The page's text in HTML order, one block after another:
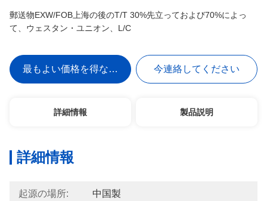
郵送物EXW/FOB上海の後のT/T 30%先立っておよび70%によっ
て、ウェスタン・ユニオン、L/C
最もよい価格を得なさい 今連絡してください
詳細情報 製品説明
詳細情報
起源の場所: 中国製